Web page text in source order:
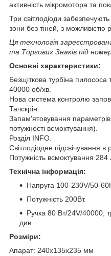
активність мікромотора та
Три світлодіоди
зони без тіней, з можливістю
Ця технологія
та Торгових Знаків під
Основні характеристики:
Безщіткова турбіна
40000 об/хв.
Нова система контролю
Тачскрін.
Запам'ятовування
потужності всмоктування).
Розділ INFO.
Світлодіодне підсвічування
Потужність всмоктування 284
Технічна інформація:
Напруга 100-230V/50-
Потужність 200Вт.
Ручка 80 Вт/24V/40000;
див.
Розміри:
Апарат: 240x135x235 мм